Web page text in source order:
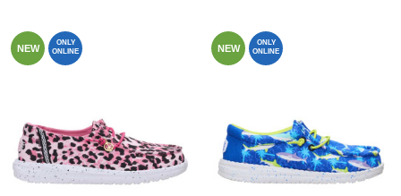
NEW
ONLY
ONLINE
NEW
ONLY
ONLINE